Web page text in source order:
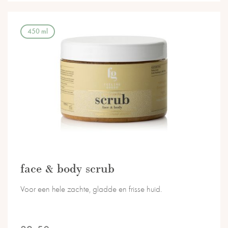
face & body scrub
Voor een hele zachte, gladde en frisse huid.
450 ml